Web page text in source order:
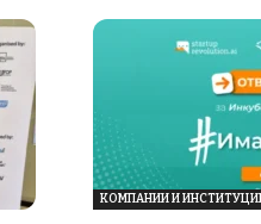
КОМПАНИИ И